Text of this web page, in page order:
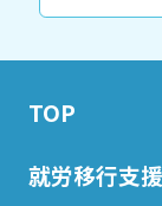
TOP
就労移行支